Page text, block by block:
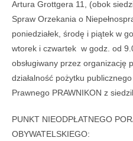
Artura Grottgera 11, (obok
Spraw Orzekania o
poniedziałek, środę i piątek w
wtorek i czwartek w godz. od
obsługiwany przez organizację
działalność pożytku
Prawnego PRAWNIKON z
PUNKT NIEODPŁATNEGO
OBYWATELSKIEGO: